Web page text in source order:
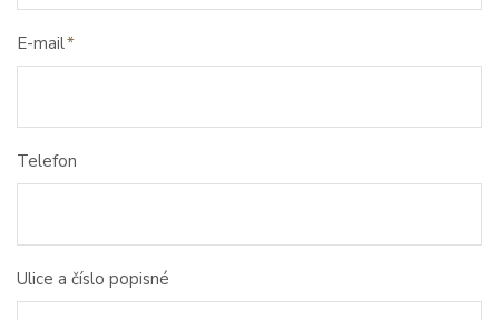
E-mail
Telefon
Ulice a číslo popisné